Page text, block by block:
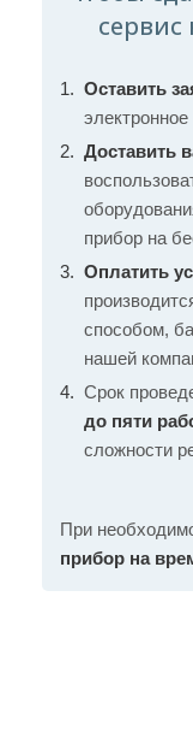
Оставить
Доставить
прибор на
Оплатить
способом,
нашей
Срок
до пяти
сложности
При
прибор на